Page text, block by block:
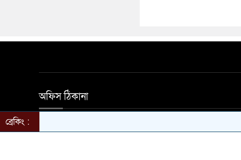
অফিস ঠিকানা
ব্রেকিং :